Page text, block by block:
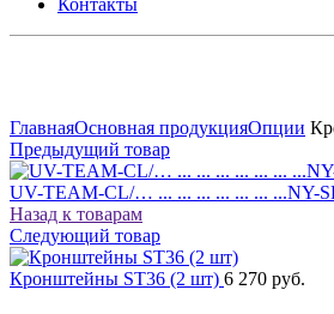
ГлавнаяОсновная продукцияОпции
Предыдущий товар
UV-TEAM-CL/… ... ... ... ... ... ... ...NY-
Назад к товарам
Следующий товар
Кронштейны ST36 (2 шт) 6 270 руб.